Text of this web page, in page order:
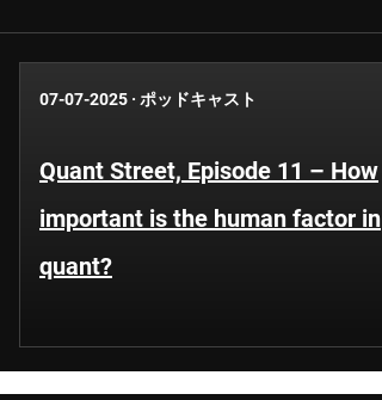
07-07-2025 · ポッドキャスト
Quant Street, Episode 11 – How
important is the human factor in
quant?